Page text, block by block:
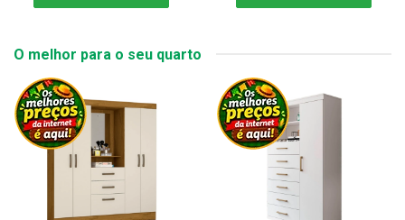
O melhor para o seu quarto